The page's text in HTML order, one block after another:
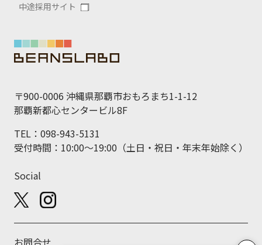
中途採用サイト
〒900-0006 沖縄県那覇市おもろまち1-1-12
那覇新都心センタービル8F
TEL：098-943-5131
受付時間：10:00～19:00（土日・祝日・年末年始除く）
Social
お問合せ